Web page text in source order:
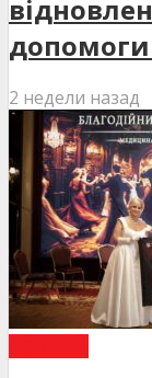
2 недели назад